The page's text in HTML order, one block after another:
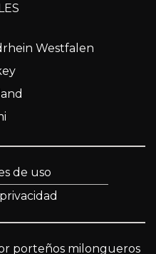
Westfalen
de uso
porteños milongueros